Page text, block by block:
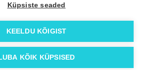
Küpsiste seaded
KEELDU KÕIGIST
LUBA KÕIK KÜPSISED